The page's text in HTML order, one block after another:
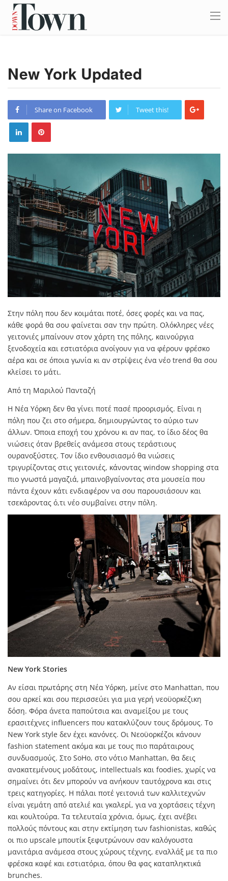
New York Updated
Share on Facebook Tweet this!
Στην πόλη που δεν κοιμάται ποτέ, όσες φορές και να πας,
κάθε φορά θα σου φαίνεται σαν την πρώτη. Ολόκληρες νέες
γειτονιές μπαίνουν στον χάρτη της πόλης, καινούργια
ξενοδοχεία και εστιατόρια ανοίγουν για να φέρουν φρέσκο
αέρα και σε όποια γωνία κι αν στρίψεις ένα νέο trend θα σου
κλείσει το μάτι.
Από τη Μαριλού Πανταζή
Η Νέα Υόρκη δεν θα γίνει ποτέ πασέ προορισμός. Είναι η
πόλη που ζει στο σήμερα, δημιουργώντας το αύριο των
άλλων. Όποια εποχή του χρόνου κι αν πας, το ίδιο δέος θα
νιώσεις όταν βρεθείς ανάμεσα στους τεράστιους
ουρανοξύστες. Τον ίδιο ενθουσιασμό θα νιώσεις
τριγυρίζοντας στις γειτονιές, κάνοντας window shopping στα
πιο γνωστά μαγαζιά, μπαινοβγαίνοντας στα μουσεία που
πάντα έχουν κάτι ενδιαφέρον να σου παρουσιάσουν και
τσεκάροντας ό,τι νέο συμβαίνει στην πόλη.
New York Stories
Αν είσαι πρωτάρης στη Νέα Υόρκη, μείνε στο Manhattan, που
σου αρκεί και σου περισσεύει για μια γερή νεοϋορκέζικη
δόση. Φόρα άνετα παπούτσια και αναμείξου με τους
ερασιτέχνες influencers που κατακλύζουν τους δρόμους. Το
New York style δεν έχει κανόνες. Οι Νεοϋορκέζοι κάνουν
fashion statement ακόμα και με τους πιο παράταιρους
συνδυασμούς. Στο SoHo, στο νότιο Manhattan, θα δεις
ανακατεμένους μοδάτους, intellectuals και foodies, χωρίς να
σημαίνει ότι δεν μπορούν να ανήκουν ταυτόχρονα και στις
τρεις κατηγορίες. Η πάλαι ποτέ γειτονιά των καλλιτεχνών
είναι γεμάτη από ατελιέ και γκαλερί, για να χορτάσεις τέχνη
και κουλτούρα. Τα τελευταία χρόνια, όμως, έχει ανέβει
πολλούς πόντους και στην εκτίμηση των fashionistas, καθώς
οι πιο upscale μπουτίκ ξεφυτρώνουν σαν καλόγουστα
μανιτάρια ανάμεσα στους χώρους τέχνης, εναλλάξ με τα πιο
φρέσκα καφέ και εστιατόρια, όπου θα φας καταπληκτικά
brunches.